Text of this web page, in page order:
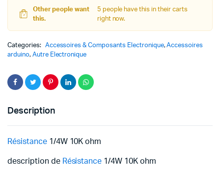
Other people want
this.
5 people have this in their carts
right now.
Categories: Accessoires & Composants Electronique,Accessoires
arduino, Autre Electronique
Description
Résistance1/4W 10K ohm
description de Résistance 1/4W 10K ohm